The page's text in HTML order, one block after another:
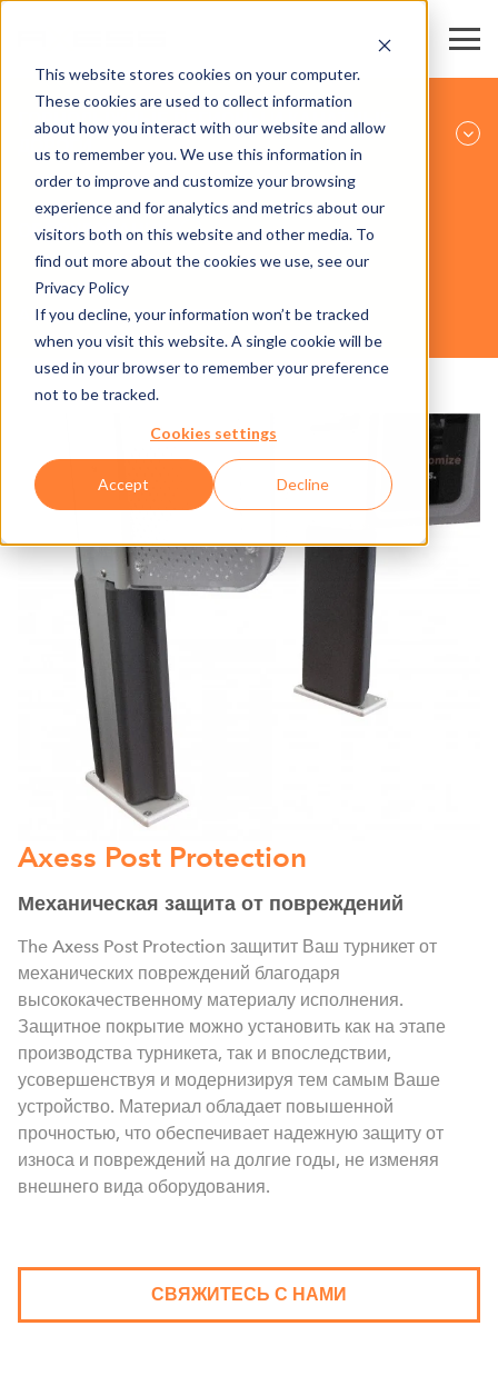
This website stores cookies on your computer.
These cookies are used to collect information
about how you interact with our website and allow
us to remember you. We use this information in
order to improve and customize your browsing
experience and for analytics and metrics about our
visitors both on this website and other media. To
find out more about the cookies we use, see our
Privacy Policy
If you decline, your information won’t be tracked
when you visit this website. A single cookie will be
used in your browser to remember your preference
not to be tracked.
Cookies settings
Accept Decline
AXESS POST PROTECTION
ОБОРУДОВАНИЕ
ГОРНОЛЫЖНЫЕ РЕГИОНЫ И КАНАТНЫЕ
ДОРОГИ
Axess Post Protection
Механическая защита от повреждений
The Axess Post Protection защитит Ваш турникет от
механических повреждений благодаря
высококачественному материалу исполнения.
Защитное покрытие можно установить как на этапе
производства турникета, так и впоследствии,
усовершенствуя и модернизируя тем самым Ваше
устройство. Материал обладает повышенной
прочностью, что обеспечивает надежную защиту от
износа и повреждений на долгие годы, не изменяя
внешнего вида оборудования.
СВЯЖИТЕСЬ С НАМИ